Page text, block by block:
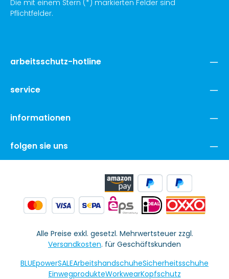
Die mit einem Stern (*) markierten Felder sind
Pflichtfelder.
arbeitsschutz-hotline
service
informationen
folgen sie uns
Alle Preise exkl. gesetzl. Mehrwertsteuer zzgl.
Versandkosten. für Geschäftskunden
BLUEpowerSALEArbeitshandschuheSicherheitsschuhe
EinwegprodukteWorkwearKopfschutz